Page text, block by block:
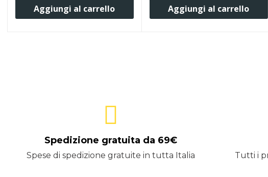
Aggiungi al carrello Aggiungi al carrello
Spedizione gratuita da 69€
Spese di spedizione gratuite in tutta Italia
Tutti i